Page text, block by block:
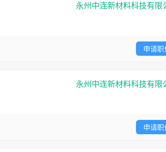
永州中连新材料科技有限
申请职
永州中连新材料科技有限
申请职